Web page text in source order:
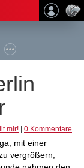
mir! 0 Kommentare
mit einer
vergrößern,